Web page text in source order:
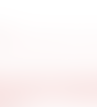
DE
À LA